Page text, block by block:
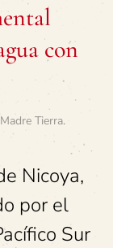
con
Madre Tierra.
Nicoya,
por el
Sur